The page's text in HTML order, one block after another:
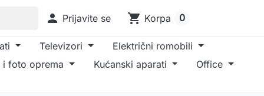
 Prijavite se shopping_cart Korpa 0
Televizori
Električni romobili
i foto oprema Kućanski aparati
Office